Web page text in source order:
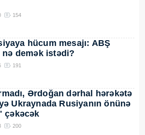
154
hücum mesajı: ABŞ
nə demək istədi?
191
Ərdoğan dərhal hərəkətə
Ukraynada Rusiyanın önünə
çəkəcək
200